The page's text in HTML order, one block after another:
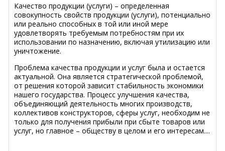
Качество продукции (услуги) – определенная
совокупность свойств продукции (услуги), потенциально
или реально способных в той или иной мере
удовлетворять требуемым потребностям при их
использовании по назначению, включая утилизацию или
уничтожение.
Проблема качества продукции и услуг была и остается
актуальной. Она является стратегической проблемой,
от решения которой зависит стабильность экономики
нашего государства. Процесс улучшения качества,
объединяющий деятельность многих производств,
коллективов конструкторов, сферы услуг, необходим не
только для получения прибыли при сбыте товаров или
услуг, но главное – обществу в целом и его интересам....